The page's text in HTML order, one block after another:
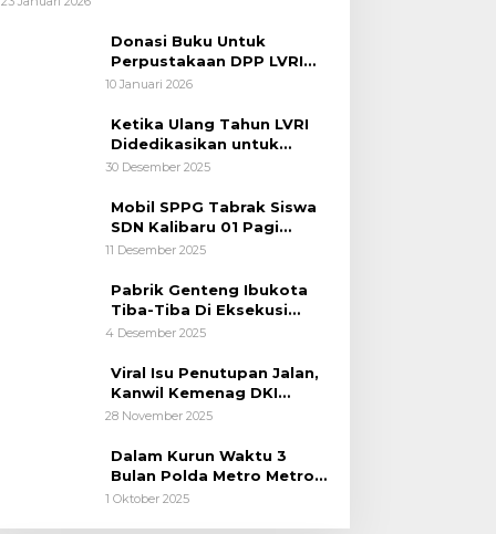
Donasi Buku Untuk
Perpustakaan DPP LVRI
Terus Mengalir
10 Januari 2026
Ketika Ulang Tahun LVRI
Didedikasikan untuk
Kemanusiaan
30 Desember 2025
Mobil SPPG Tabrak Siswa
SDN Kalibaru 01 Pagi
Cilincing Jakarta Utara
11 Desember 2025
Pabrik Genteng Ibukota
Tiba-Tiba Di Eksekusi
Jurusita Pengadilan Negeri
Hukum Sejak Awal
4 Desember 2025
Viral Isu Penutupan Jalan,
Kanwil Kemenag DKI
Jakarta Luruskan Fakta
28 November 2025
Dalam Kurun Waktu 3
Bulan Polda Metro Metro
Ungkap 1,14 Ton Narkoba
1 Oktober 2025